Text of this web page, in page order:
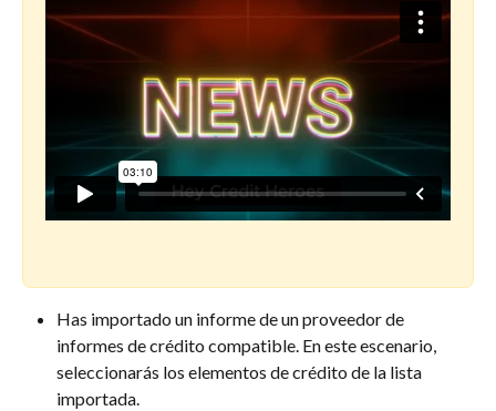
Has importado un informe de un proveedor de
informes de crédito compatible. En este escenario,
seleccionarás los elementos de crédito de la lista
importada.